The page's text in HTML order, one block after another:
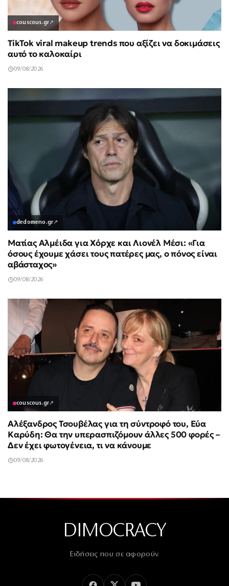
couscous.gr↗
TikTok viral makeup trends που αξίζει να δοκιμάσεις
αυτό το καλοκαίρι
09/08/2026
dedomeno.gr↗
Ματίας Αλμέιδα για Χόρχε και Λιονέλ Μέσι: «Για
όσους έχουμε χάσει τους πατέρες μας, ο πόνος είναι
αβάσταχος»
09/08/2026
couscous.gr↗
Αλέξανδρος Τσουβέλας για τη σύντροφό του, Εύα
Καρύδη: Θα την υπερασπιζόμουν άλλες 500 φορές –
Δεν έχει φωτογένεια, τι να κάνουμε
09/08/2026
DIMOCRACY
Ειδήσεις που σε αφορούν.